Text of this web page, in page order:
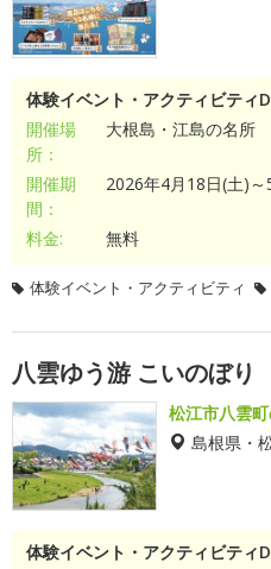
体験イベント・アクティビティ
開催場
所：
大根島・江島の名所
開催期
間：
2026年4月18日(土)～
料金: 無料
体験イベント・アクティビティ
八雲ゆう游 こいのぼり
松江市八雲
島根県・
体験イベント・アクティビティ